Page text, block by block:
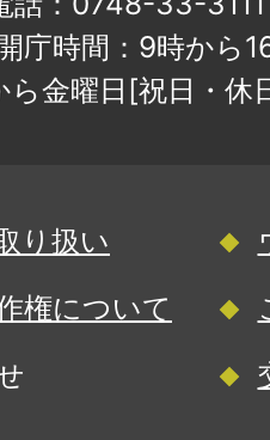
庁時間：9時から
ら金曜日[祝日・
り扱い
権について